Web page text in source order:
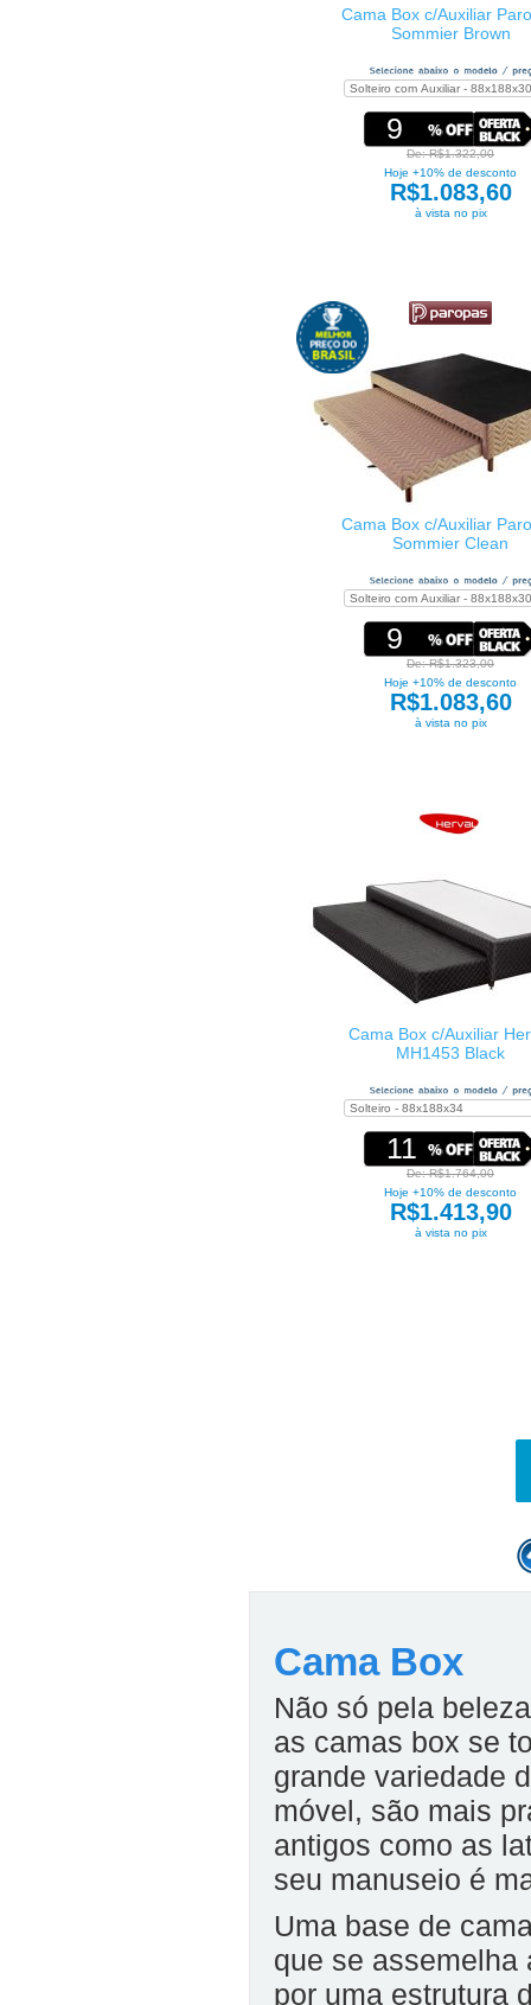
Cama Box c/Auxiliar
Sommier Brown
9
De: R$1.322,00
Hoje +10% de desconto
R$1.083,60
à vista no pix
Cama Box c/Auxiliar
Sommier Clean
9
De: R$1.323,00
Hoje +10% de desconto
R$1.083,60
à vista no pix
Cama Box c/Auxiliar
MH1453 Black
11
De: R$1.764,00
Hoje +10% de desconto
R$1.413,90
à vista no pix
Cama Box
Não só pela
as camas box se
grande variedade
móvel, são mais
antigos como as
seu manuseio é
Uma base de
que se assemelha
por uma estrutura